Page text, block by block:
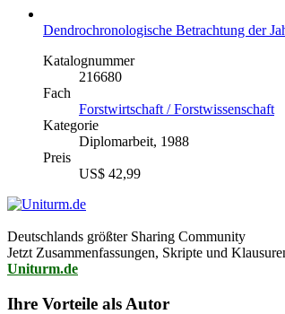
Dendrochronologische Betrachtung der
Katalognummer
216680
Fach
Forstwirtschaft / Forstwissenschaft
Kategorie
Diplomarbeit, 1988
Preis
US$ 42,99
Deutschlands größter Sharing Community
Jetzt Zusammenfassungen, Skripte und
Uniturm.de
Ihre Vorteile als Autor